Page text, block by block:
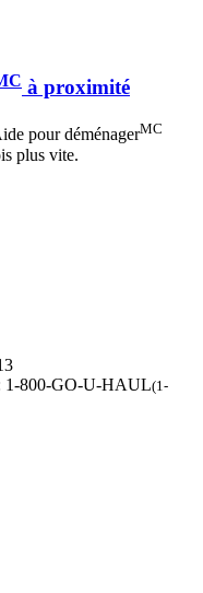
à proximité
pour déménagerMC
plus vite.
1-800-GO-U-HAUL(1-